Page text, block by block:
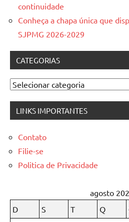
continuidade
Conheça a chapa única que
SJPMG 2026-2029
CATEGORIAS
Categorias
LINKS IMPORTANTES
Contato
Filie-se
Politica de Privacidade
agosto
D
S T Q